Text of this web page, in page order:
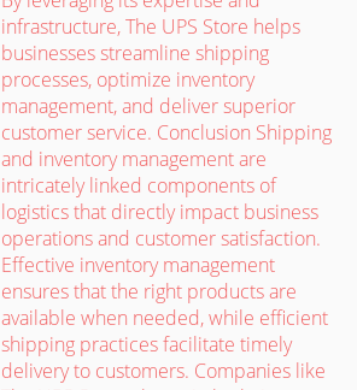
infrastructure, The UPS Store helps
businesses streamline shipping
processes, optimize inventory
management, and deliver superior
customer service. Conclusion Shipping
and inventory management are
intricately linked components of
logistics that directly impact business
operations and customer satisfaction.
Effective inventory management
ensures that the right products are
available when needed, while efficient
shipping practices facilitate timely
delivery to customers. Companies like